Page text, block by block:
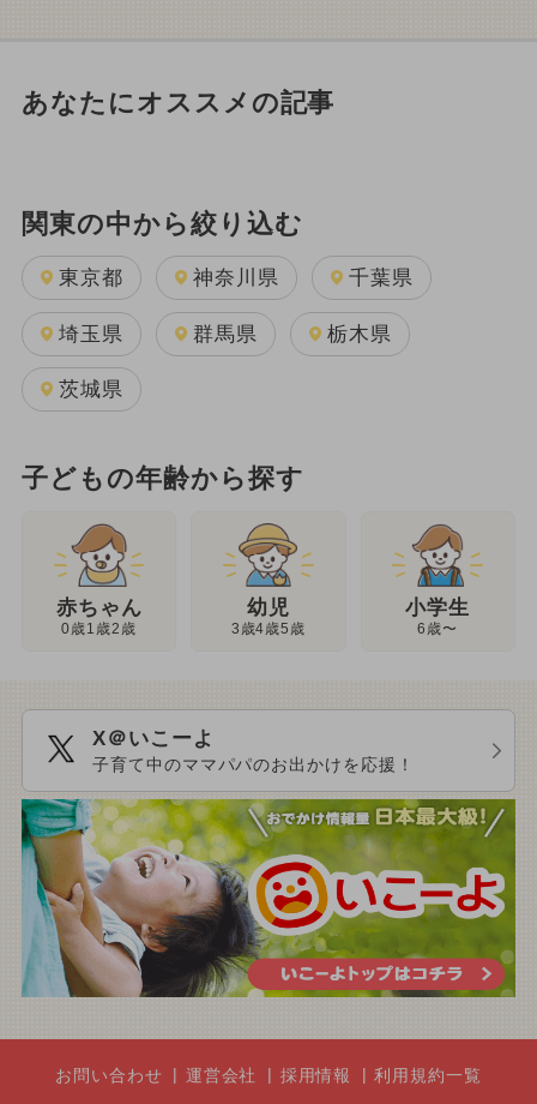
あなたにオススメの記事
関東の中から絞り込む
東京都 神奈川県 千葉県
埼玉県 群馬県 栃木県
茨城県
子どもの年齢から探す
赤ちゃん
0歳1歳2歳
幼児
3歳4歳5歳
小学生
6歳〜
X＠いこーよ
子育て中のママパパのお出かけを応援！
お問い合わせ 運営会社 採用情報 利用規約一覧